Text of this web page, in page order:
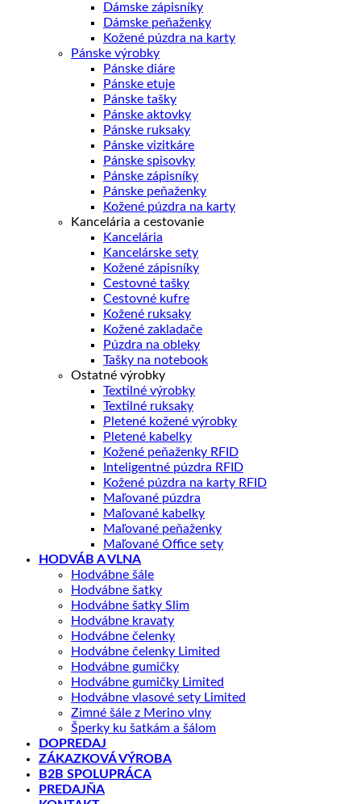
Dámske zápisníky
Dámske peňaženky
Kožené púzdra na karty
Pánske výrobky
Pánske diáre
Pánske etuje
Pánske tašky
Pánske aktovky
Pánske ruksaky
Pánske vizitkáre
Pánske spisovky
Pánske zápisníky
Pánske peňaženky
Kožené púzdra na karty
Kancelária a cestovanie
Kancelária
Kancelárske sety
Kožené zápisníky
Cestovné tašky
Cestovné kufre
Kožené ruksaky
Kožené zakladače
Púzdra na obleky
Tašky na notebook
Ostatné výrobky
Textilné výrobky
Textilné ruksaky
Pletené kožené výrobky
Pletené kabelky
Kožené peňaženky RFID
Inteligentné púzdra RFID
Kožené púzdra na karty RFID
Maľované púzdra
Maľované kabelky
Maľované peňaženky
Maľované Office sety
HODVÁB A VLNA
Hodvábne šále
Hodvábne šatky
Hodvábne šatky Slim
Hodvábne kravaty
Hodvábne čelenky
Hodvábne čelenky Limited
Hodvábne gumičky
Hodvábne gumičky Limited
Hodvábne vlasové sety Limited
Zimné šále z Merino vlny
Šperky ku šatkám a šálom
DOPREDAJ
ZÁKAZKOVÁ VÝROBA
B2B SPOLUPRÁCA
PREDAJŇA